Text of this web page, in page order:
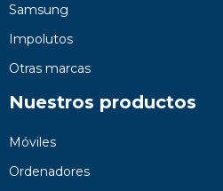
Samsung
Impolutos
Otras marcas
Nuestros productos
Móviles
Ordenadores